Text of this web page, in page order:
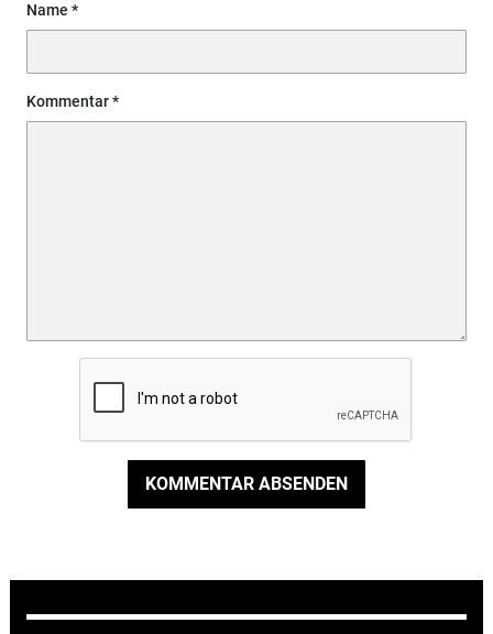
Name
Kommentar
KOMMENTAR ABSENDEN